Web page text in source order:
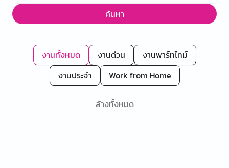
ค้นหา
งานทั้งหมด งานด่วน
งานพาร์ทไทม์
งานประจำ
Work from Home
ล้างทั้งหมด